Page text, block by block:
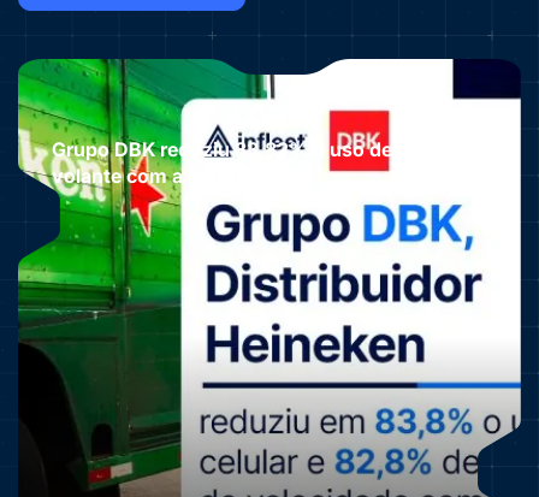
Grupo DBK reduziu 83,82% o uso de celular ao
volante com a INFLEET